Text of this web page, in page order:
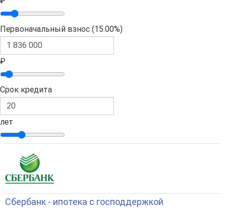
Первоначальный взнос (15.00%)
₽
Срок кредита
лет
Сбербанк - ипотека с господдержкой